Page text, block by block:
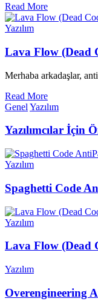
Read More
Categories
Yazılım
Lava Flow (Dead
Merhaba arkadaşlar,
Read More
Categories
Genel Yazılım
Yazılımcılar İçin
Categories
Yazılım
Spaghetti Code
Categories
Yazılım
Lava Flow (Dead
Categories
Yazılım
Overengineering